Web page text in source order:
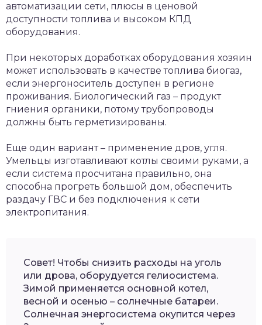
автоматизации сети, плюсы в ценовой
доступности топлива и высоком КПД
оборудования.
При некоторых доработках оборудования хозяин
может использовать в качестве топлива биогаз,
если энергоноситель доступен в регионе
проживания. Биологический газ – продукт
гниения органики, потому трубопроводы
должны быть герметизированы.
Еще один вариант – применение дров, угля.
Умельцы изготавливают котлы своими руками, а
если система просчитана правильно, она
способна прогреть большой дом, обеспечить
раздачу ГВС и без подключения к сети
электропитания.
Совет! Чтобы снизить расходы на уголь
или дрова, оборудуется гелиосистема.
Зимой применяется основной котел,
весной и осенью – солнечные батареи.
Солнечная энергосистема окупится через